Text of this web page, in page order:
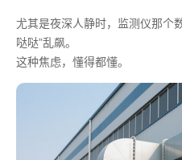
尤其是夜深人静时，监测仪那个
哒哒”乱飙。
这种焦虑，懂得都懂。